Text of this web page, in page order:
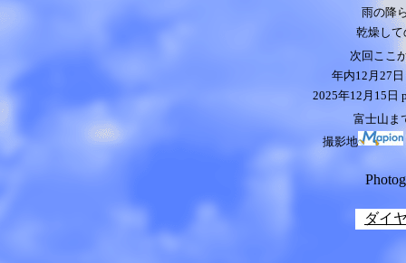
雨の降
乾燥し
次回ここ
年内12月27
2025年12月15日
富士山ま
撮影地
ダイ